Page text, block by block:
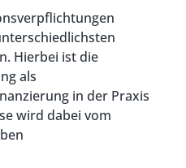
Hierbei ist die
als
in der Praxis
wird dabei vom